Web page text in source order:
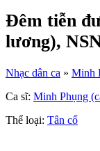
Đêm tiễn
lương),
Nhạc dân ca » Minh
Ca sĩ: Minh Phụng
Thể loại: Tân cổ